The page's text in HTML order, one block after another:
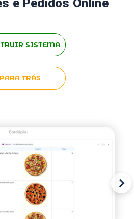
e Pedidos Online
SISTEMA
PARA TRÁS